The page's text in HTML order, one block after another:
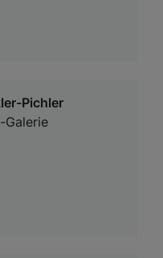
Pichler
Galerie